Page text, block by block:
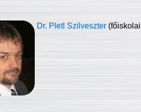
Dr. Pletl Szilveszter